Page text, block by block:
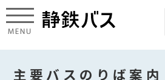
主要バスのりば案内